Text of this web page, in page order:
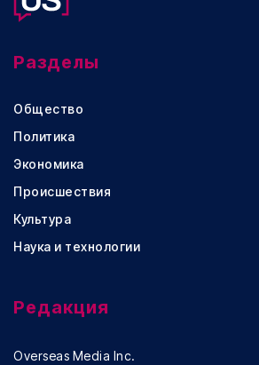
Разделы
Общество
Политика
Экономика
Происшествия
Культура
Наука и технологии
Редакция
Overseas Media Inc.